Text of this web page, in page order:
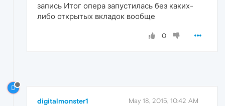
запись Итог опера запустилась без каких-
либо открытых вкладок вообще
0
D
digitalmonster1 May 18, 2015, 10:42 AM